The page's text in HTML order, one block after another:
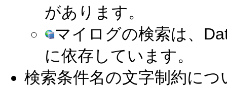
があります。
マイログの検索は、
に依存しています。
検索条件名の文字制約につ